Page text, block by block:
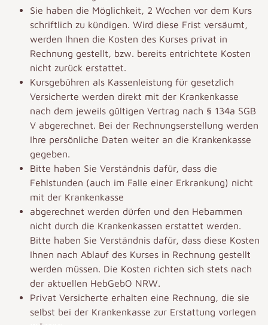
Sie haben die Möglichkeit, 2 Wochen vor dem Kurs
schriftlich zu kündigen. Wird diese Frist versäumt,
werden Ihnen die Kosten des Kurses privat in
Rechnung gestellt, bzw. bereits entrichtete Kosten
nicht zurück erstattet.
Kursgebühren als Kassenleistung für gesetzlich
Versicherte werden direkt mit der Krankenkasse
nach dem jeweils gültigen Vertrag nach § 134a SGB
V abgerechnet. Bei der Rechnungserstellung werden
Ihre persönliche Daten weiter an die Krankenkasse
gegeben.
Bitte haben Sie Verständnis dafür, dass die
Fehlstunden (auch im Falle einer Erkrankung) nicht
mit der Krankenkasse
abgerechnet werden dürfen und den Hebammen
nicht durch die Krankenkassen erstattet werden.
Bitte haben Sie Verständnis dafür, dass diese Kosten
Ihnen nach Ablauf des Kurses in Rechnung gestellt
werden müssen. Die Kosten richten sich stets nach
der aktuellen HebGebO NRW.
Privat Versicherte erhalten eine Rechnung, die sie
selbst bei der Krankenkasse zur Erstattung vorlegen